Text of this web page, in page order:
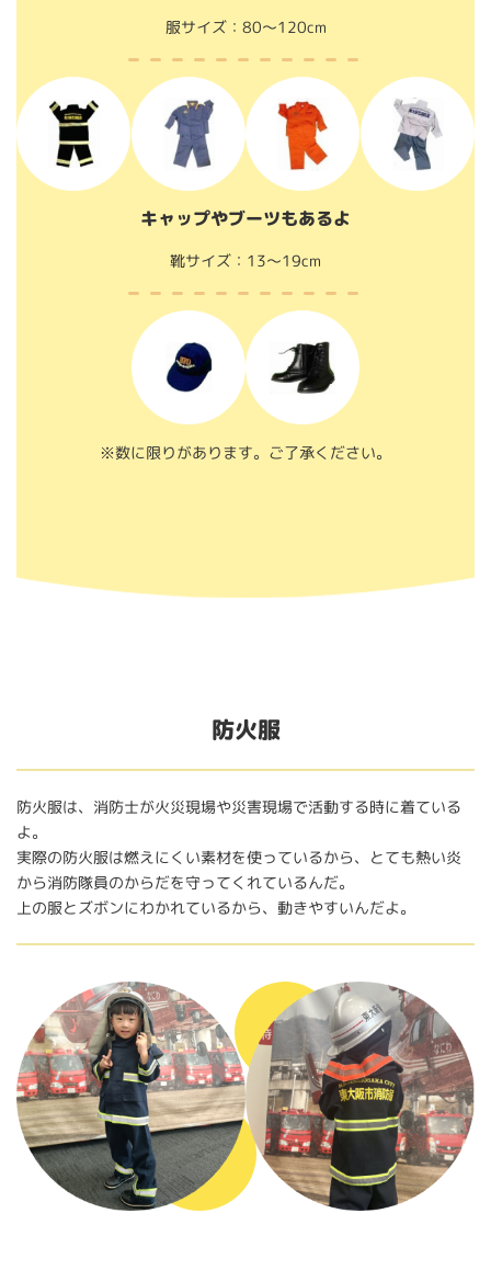
服サイズ：80〜120cm
キャップやブーツもあるよ
靴サイズ：13〜19cm
※数に限りがあります。ご了承ください。
防火服
防火服は、消防士が火災現場や災害現場で活動する時に着ている
よ。
実際の防火服は燃えにくい素材を使っているから、とても熱い炎
から消防隊員のからだを守ってくれているんだ。
上の服とズボンにわかれているから、動きやすいんだよ。